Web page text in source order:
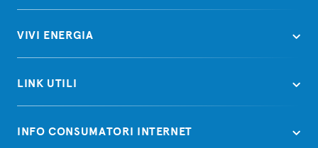
VIVI ENERGIA
LINK UTILI
INFO CONSUMATORI INTERNET